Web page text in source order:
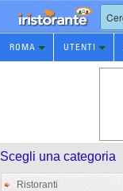
Prenotazione
Ristorante
ROMA UTENTI
Scegli una categoria
Ristoranti